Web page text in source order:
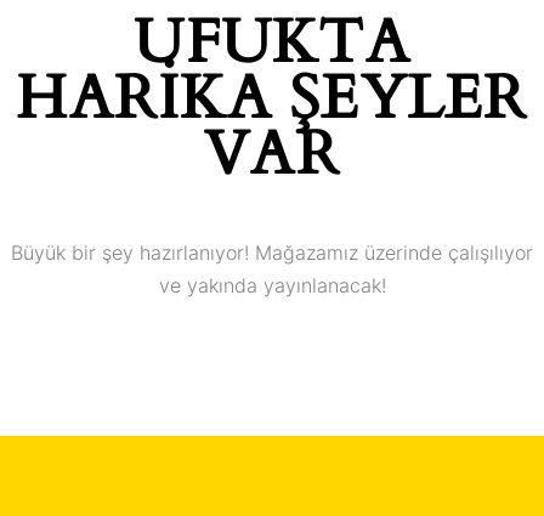
UFUKTA
HARIKA ŞEYLER
VAR
Büyük bir şey hazırlanıyor! Mağazamız üzerinde çalışılıyor
ve yakında yayınlanacak!